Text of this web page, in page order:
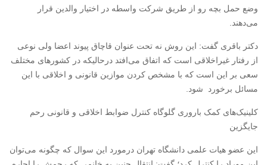
وضع حمل بچه رو از طریق شرکت واسطه در اختیار والدین قرار
می‌دهند.
دکتر باقری گفت: این روش نه تحت عنوان قاچاق پیوند اعضا ولی نوعی
از رفتار غیراخلاقی است که اتفاق می‌افتد درحالیکه در کشورهای مختلف
سعی بر این است که با مشخص کردن موازین قانونی و اخلاقی با این
مسائل برخورد شود.
کلینیک‌های کمک باروری گلوگاه کنترل ضوابط اخلاقی و قانونی رحم
جایگزین
این عضو هیات علمی دانشگاه تهران درمورد این سوال که چگونه می‌توان